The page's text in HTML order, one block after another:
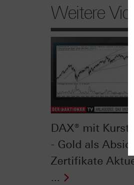
Weitere
DAX® mit
- Gold als
Zertifikate
...